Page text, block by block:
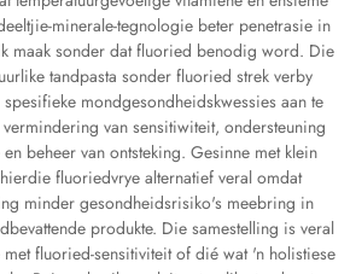
minerale-tegnologie beter penetrasie in
maak sonder dat fluoried benodig word. Die
tandpasta sonder fluoried strek verby
mondgesondheidskwessies aan te
van sensitiwiteit, ondersteuning
beheer van ontsteking. Gesinne met klein
fluoriedvrye alternatief veral omdat
minder gesondheidsrisiko's meebring in
produkte. Die samestelling is veral
fluoried-sensitiviteit of dié wat 'n holistiese